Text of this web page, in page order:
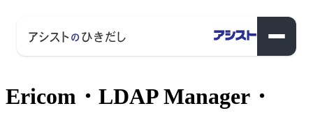
Ericom・LDAP Manager・